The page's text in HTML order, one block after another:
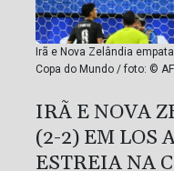
Irã e Nova Zelândia
Copa do Mundo / foto: ©
IRÃ E NOVA
(2-2) EM LOS
ESTREIA NA